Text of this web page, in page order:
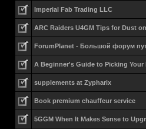
Imperial Fab Trading LLC
ARC Raiders U4GM Tips for Dust
ForumPlanet - Большой форум
A Beginner's Guide to Picking Your
supplements at Zypharix
Book premium chauffeur service
5GGM When It Makes Sense to